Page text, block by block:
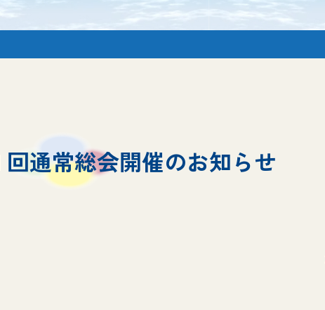
通常総会開催のお知らせ